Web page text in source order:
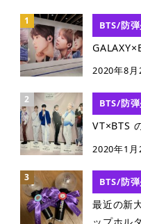
BTS/防
2020年8月
BTS/防
VT×BTS
2020年1月
BTS/防
最近の新
ップホル